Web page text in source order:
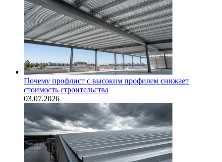
Почему профлист с высоким профилем снижает
стоимость строительства
03.07.2026